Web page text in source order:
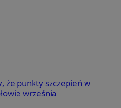
że punkty szczepień w
września